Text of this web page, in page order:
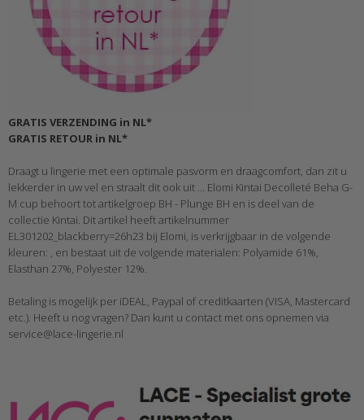
GRATIS VERZENDING in NL*
GRATIS RETOUR in NL*
Draagt u lingerie met een optimale pasvorm en draagcomfort, dan zit u
lekkerder in uw vel en straalt dit ook uit ... Elomi Kintai Decolleté Beha G-
M cup behoort tot artikelgroep BH - Plunge BH en is deel van de
collectie Kintai. Dit artikel heeft artikelnummer
EL301202_blackberry=26h23 bij Elomi, is verkrijgbaar in de volgende
kleuren: , en bestaat uit de volgende materialen: Polyamide 61%,
Elasthan 27%, Polyester 12%.
Betaling is mogelijk per iDEAL, Paypal of creditkaarten (VISA, Mastercard
etc.). Heeft u nog vragen? Dan kunt u contact met ons opnemen via
service@lace-lingerie.nl